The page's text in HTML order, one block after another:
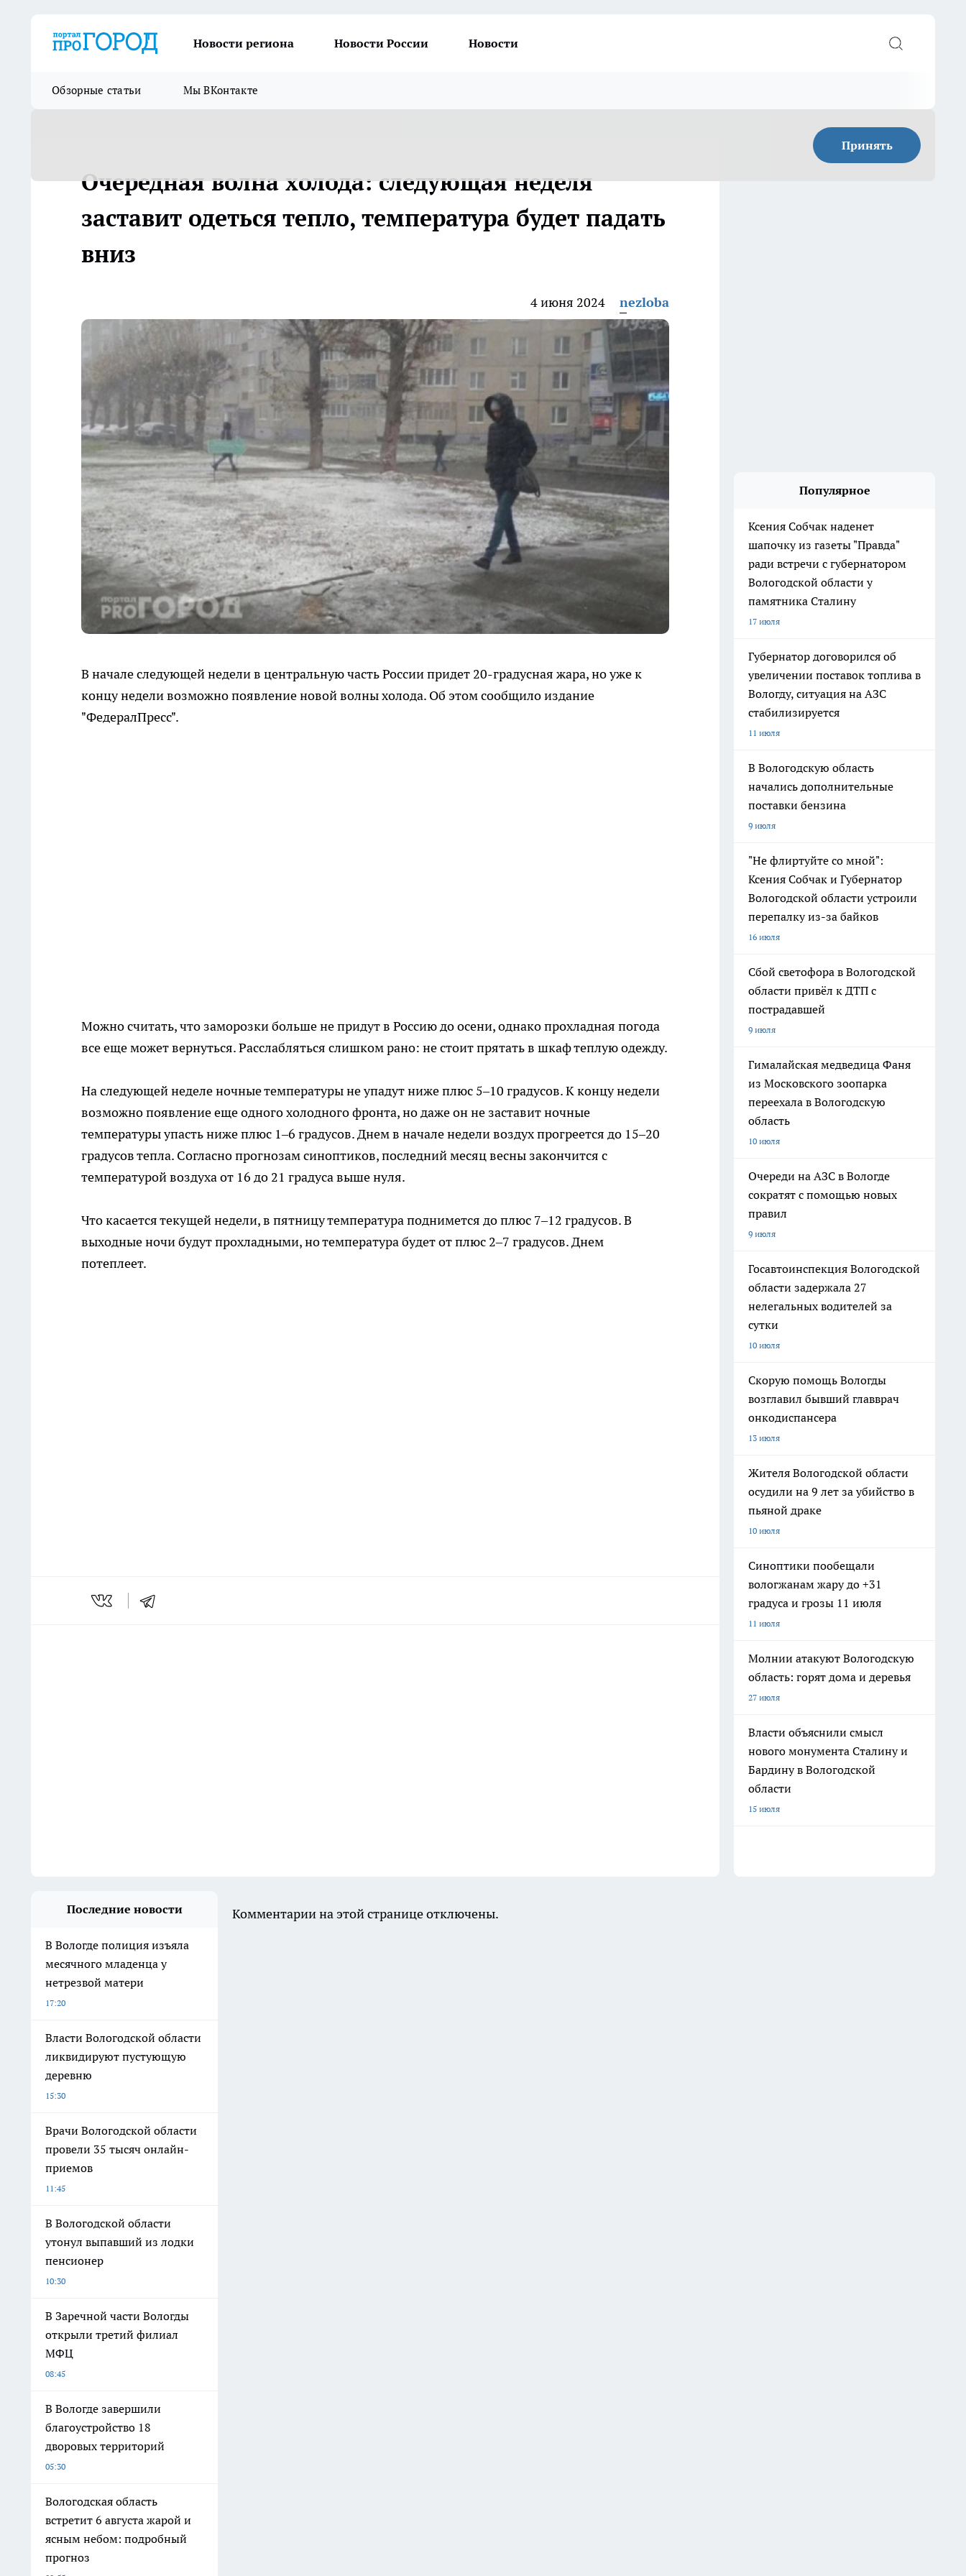
Новости региона Новости России Новости
Обзорные статьи Мы ВКонтакте
Принять
Очередная волна холода: следующая неделя
заставит одеться тепло, температура будет падать
вниз
4 июня 2024 nezloba
В начале следующей недели в центральную часть России придет 20-градусная жара, но уже к
концу недели возможно появление новой волны холода. Об этом сообщило издание
"ФедералПресс".
Можно считать, что заморозки больше не придут в Россию до осени, однако прохладная погода
все еще может вернуться. Расслабляться слишком рано: не стоит прятать в шкаф теплую одежду.
На следующей неделе ночные температуры не упадут ниже плюс 5–10 градусов. К концу недели
возможно появление еще одного холодного фронта, но даже он не заставит ночные
температуры упасть ниже плюс 1–6 градусов. Днем в начале недели воздух прогреется до 15–20
градусов тепла. Согласно прогнозам синоптиков, последний месяц весны закончится с
температурой воздуха от 16 до 21 градуса выше нуля.
Что касается текущей недели, в пятницу температура поднимется до плюс 7–12 градусов. В
выходные ночи будут прохладными, но температура будет от плюс 2–7 градусов. Днем
потеплеет.
Популярное
Ксения Собчак наденет
шапочку из газеты "Правда"
ради встречи с губернатором
Вологодской области у
памятника Сталину
17 июля
Губернатор договорился об
увеличении поставок топлива в
Вологду, ситуация на АЗС
стабилизируется
11 июля
В Вологодскую область
начались дополнительные
поставки бензина
9 июля
"Не флиртуйте со мной":
Ксения Собчак и Губернатор
Вологодской области устроили
перепалку из-за байков
16 июля
Сбой светофора в Вологодской
области привёл к ДТП с
пострадавшей
9 июля
Гималайская медведица Фаня
из Московского зоопарка
переехала в Вологодскую
область
10 июля
Очереди на АЗС в Вологде
сократят с помощью новых
правил
9 июля
Госавтоинспекция Вологодской
области задержала 27
нелегальных водителей за
сутки
10 июля
Скорую помощь Вологды
возглавил бывший главврач
онкодиспансера
13 июля
Жителя Вологодской области
осудили на 9 лет за убийство в
пьяной драке
10 июля
Синоптики пообещали
вологжанам жару до +31
градуса и грозы 11 июля
11 июля
Молнии атакуют Вологодскую
область: горят дома и деревья
27 июля
Власти объяснили смысл
нового монумента Сталину и
Бардину в Вологодской
области
15 июля
Последние новости
В Вологде полиция изъяла
месячного младенца у
нетрезвой матери
17:20
Власти Вологодской области
ликвидируют пустующую
деревню
15:30
Врачи Вологодской области
провели 35 тысяч онлайн-
приемов
11:45
В Вологодской области
утонул выпавший из лодки
пенсионер
10:30
В Заречной части Вологды
открыли третий филиал
МФЦ
08:45
В Вологде завершили
благоустройство 18
дворовых территорий
05:30
Вологодская область
встретит 6 августа жарой и
ясным небом: подробный
прогноз
Комментарии на этой странице отключены.